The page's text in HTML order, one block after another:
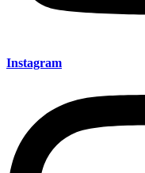
Instagram